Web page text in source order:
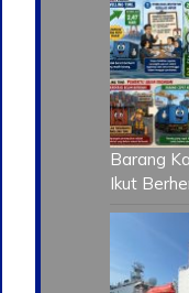
Barang
Ikut